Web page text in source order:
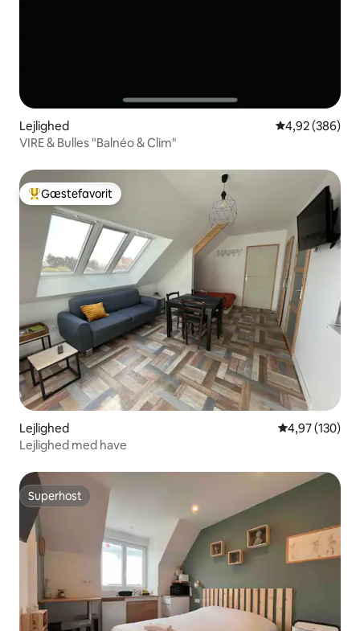
Lejlighed 4,92 ud af 5 i
4,92 (386)
VIRE & Bulles "Balnéo & Clim"
Bedste gæstefavorit
Gæstefavorit
Lejlighed 4,97 ud af 5 i
4,97 (130)
Lejlighed med have
Superhost
Superhost